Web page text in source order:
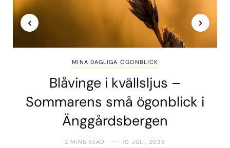
MINA DAGLIGA ÖGONBLICK
Blåvinge i kvällsljus –
Sommarens små ögonblick i
Änggårdsbergen
2 MINS READ 10 JULI, 2026